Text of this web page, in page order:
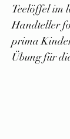
Teelöffel im
Handteller
prima
Übung für